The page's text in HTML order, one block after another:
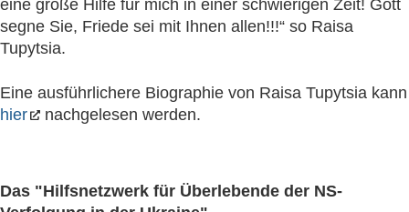
eine große Hilfe für mich in einer schwierigen Zeit! Gott
segne Sie, Friede sei mit Ihnen allen!!!“ so Raisa
Tupytsia.
Eine ausführlichere Biographie von Raisa Tupytsia kann
hier
nachgelesen werden.
Das "Hilfsnetzwerk für Überlebende der NS-